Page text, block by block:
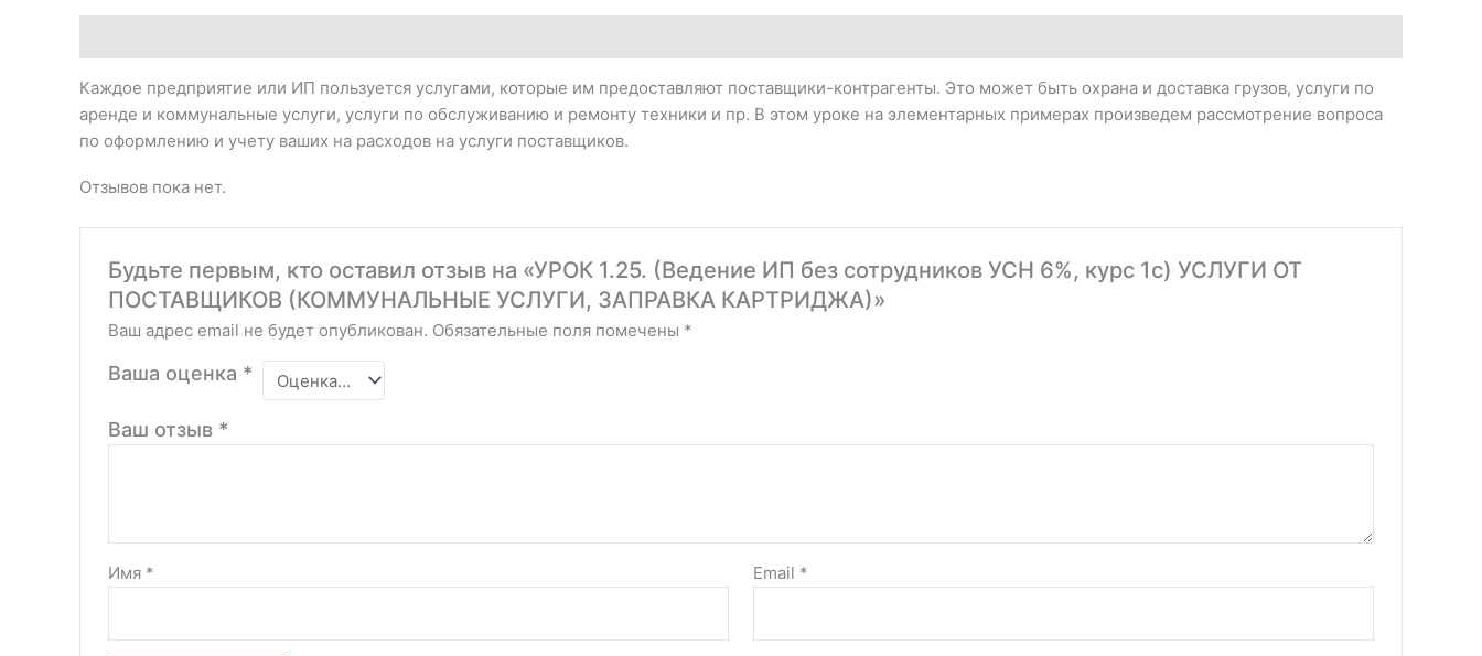
Каждое предприятие или ИП пользуется услугами, которые им предоставляют поставщики-контрагенты. Это может быть охрана и доставка грузов, услуги по
аренде и коммунальные услуги, услуги по обслуживанию и ремонту техники и пр. В этом уроке на элементарных примерах произведем рассмотрение вопроса
по оформлению и учету ваших на расходов на услуги поставщиков.
Отзывов пока нет.
Будьте первым, кто оставил отзыв на «УРОК 1.25. (Ведение ИП без сотрудников УСН 6%, курс 1с) УСЛУГИ ОТ
ПОСТАВЩИКОВ (КОММУНАЛЬНЫЕ УСЛУГИ, ЗАПРАВКА КАРТРИДЖА)»
Ваш адрес email не будет опубликован. Обязательные поля помечены *
Ваша оценка *
Ваш отзыв *
Имя * Email *